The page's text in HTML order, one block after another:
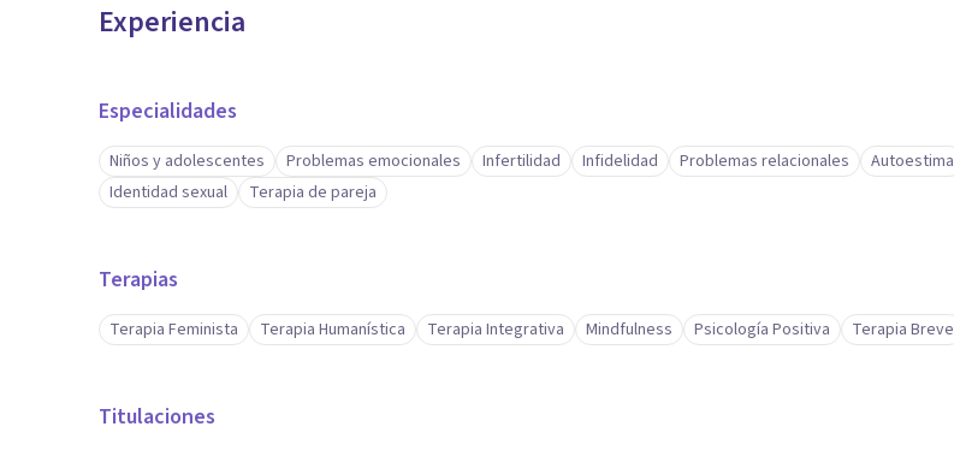
Experiencia
Especialidades
Niños y adolescentes Problemas emocionales Infertilidad Infidelidad Problemas relacionales
Autoestima
Identidad sexual
Terapia de pareja
Terapias
Terapia Feminista Terapia Humanística Terapia Integrativa Mindfulness Psicología Positiva Terapia Breve
Titulaciones